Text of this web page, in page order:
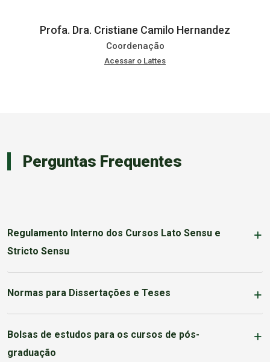
Profa. Dra. Cristiane Camilo Hernandez
Coordenação
Acessar o Lattes
Perguntas Frequentes
Regulamento Interno dos Cursos Lato Sensu e
Stricto Sensu
Normas para Dissertações e Teses
Bolsas de estudos para os cursos de pós-
graduação